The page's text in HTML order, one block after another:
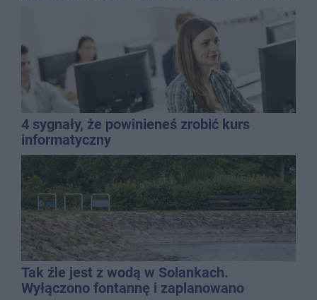
4 sygnały, że powinieneś zrobić kurs
informatyczny
Tak źle jest z wodą w Solankach.
Wyłączono fontannę i zaplanowano